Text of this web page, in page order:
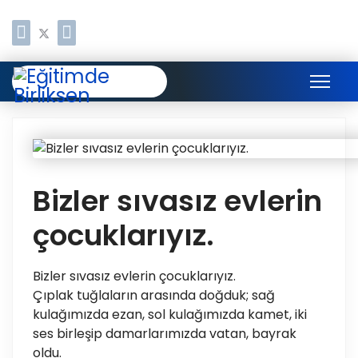
Bizler sıvasız evlerin
çocuklarıyız.
Bizler sıvasız evlerin çocuklarıyız.
Çıplak tuğlaların arasında doğduk; sağ
kulağımızda ezan, sol kulağımızda kamet, iki
ses birleşip damarlarımızda vatan, bayrak
oldu.